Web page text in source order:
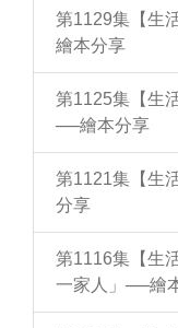
第1129集【生
繪本分享
第1125集【生
──繪本分享
第1121集【生
分享
第1116集【生
一家人」──繪